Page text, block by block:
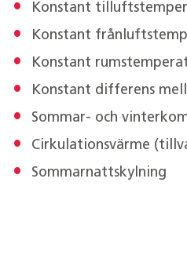
Konstant
Konstant
Konstant
Konstant differens
Sommar- och
Cirkulationsvärme
Sommarnattskylning